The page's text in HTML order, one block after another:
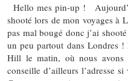
Hello mes pin-up !
shooté lors de mon voyages à
pas mal bougé donc j’ai
un peu partout dans Londres
Hill le matin, où nous avons
conseille d’ailleurs l’adresse